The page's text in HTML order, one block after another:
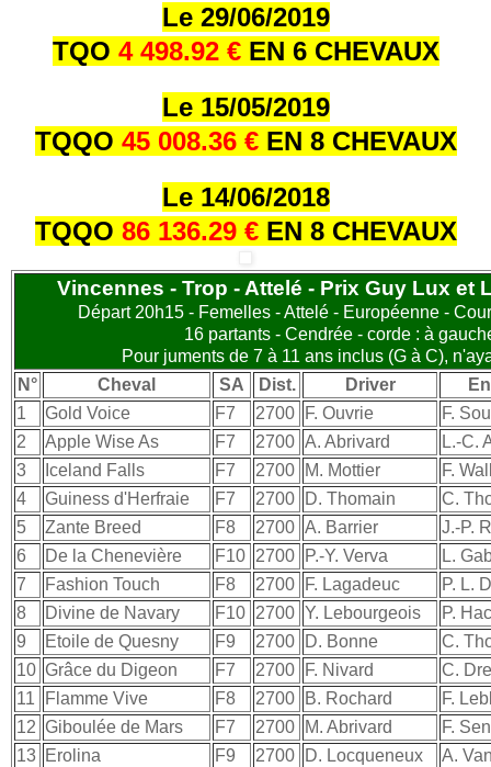
Le 29/06/2019
TQO 4 498.92 € EN 6 CHEVAUX
Le 15/05/2019
TQQO 45 008.36 € EN 8 CHEVAUX
Le 14/06/2018
TQQO 86 136.29 € EN 8 CHEVAUX
Vincennes - Trop - Attelé - Prix Guy Lux et
Départ 20h15 - Femelles - Attelé - Européenne -
16 partants - Cendrée - corde : à
Pour juments de 7 à 11 ans inclus (G à C),
N°
Cheval SA Dist. Driver
1
Gold Voice F7 2700 F. Ouvrie
F.
2
Apple Wise As F7 2700 A. Abrivard
L.-C.
3
Iceland Falls F7 2700 M. Mottier
F.
4
Guiness d'Herfraie F7 2700 D. Thomain
C.
5
Zante Breed F8 2700 A. Barrier
J.-P.
6
De la Chenevière F10 2700 P.-Y. Verva
L.
7
Fashion Touch F8 2700 F. Lagadeuc
P. L.
8
Divine de Navary F10 2700 Y. Lebourgeois
P.
9
Etoile de Quesny F9 2700 D. Bonne
C.
10 Grâce du Digeon F7 2700 F. Nivard
C.
11
Flamme Vive F8 2700 B. Rochard
F.
12 Giboulée de Mars F7 2700 M. Abrivard
F.
13 Erolina F9 2700 D. Locqueneux
A.